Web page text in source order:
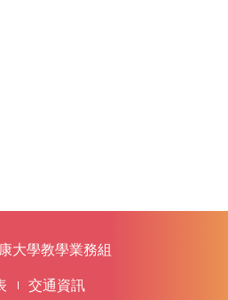
大學教學業務組
交通資訊